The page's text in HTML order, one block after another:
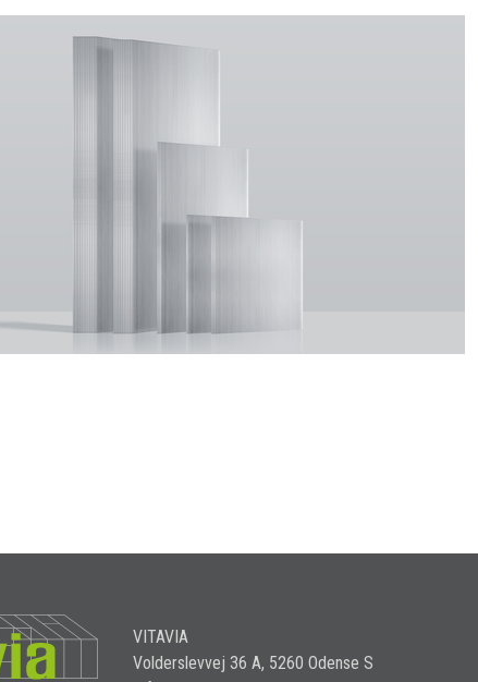
VITAVIA
Volderslevvej 36 A, 5260 Odense S